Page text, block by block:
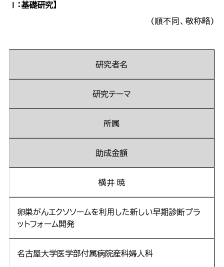
Ⅰ：基礎研究】
(順不同、敬称略)
研究者名
研究テーマ
所属
助成金額
横井 暁
卵巣がんエクソソームを利用した新しい早期診断プラ
ットフォーム開発
名古屋大学医学部付属病院産科婦人科